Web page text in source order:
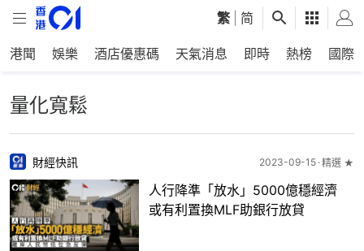
繁 简
港聞 娛樂 酒店優惠碼 天氣消息 即時 熱榜 國際
量化寬鬆
財經快訊 2023-09-15 精選 ★
人行降準「放水」5000億穩經濟
或有利置換MLF助銀行放貸